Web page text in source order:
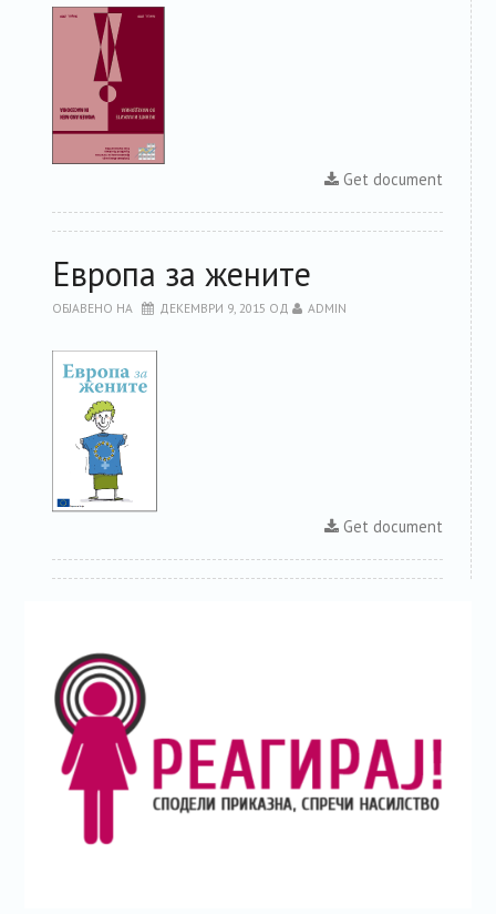
Get document
Европа за жените
ОБЈАВЕНО НА ДЕКЕМВРИ 9, 2015 ОД ADMIN
Get document